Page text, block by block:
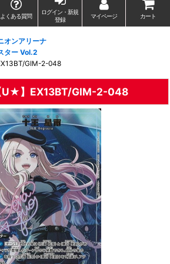
よくある質問
ログイン・新規
登録
マイページ カート
オンアリーナ
ター Vol.2
GIM-2-048
U★】EX13BT/GIM-2-048